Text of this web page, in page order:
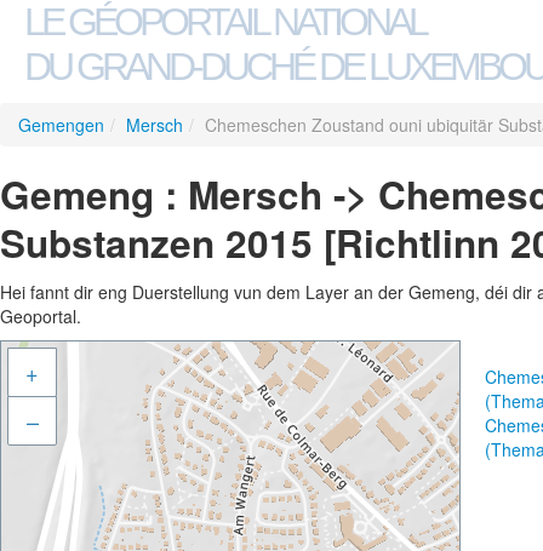
LE GÉOPORTAIL NATIONAL
DU GRAND-DUCHÉ DE
Gemengen / Mersch / Chemeschen Zoustand ouni ubiquitär
Gemeng : Mersch ->
Substanzen 2015 [Richtlinn
Hei fannt dir eng Duerstellung vun dem Layer an der Gemeng, déi
Geoportal.
+
–